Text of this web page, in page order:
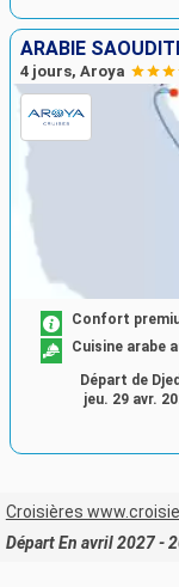
ARABIE
4 jours, Aroya
Confort
Cuisine arabe
Départ de
jeu. 29 avr.
Croisières
Départ En avril 2027 -